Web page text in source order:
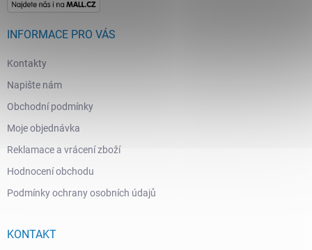
INFORMACE PRO VÁS
Kontakty
Napište nám
Obchodní podmínky
Moje objednávka
Reklamace a vrácení zboží
Hodnocení obchodu
Podmínky ochrany osobních údajů
KONTAKT